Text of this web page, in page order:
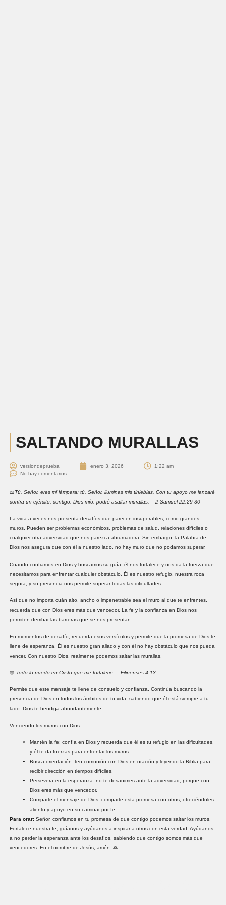
SALTANDO MURALLAS
versiondeprueba enero 3, 2026
1:22 am
No hay comentarios
📖Tú, Señor, eres mi lámpara; tú, Señor, iluminas mis tinieblas. Con tu apoyo me lanzaré
contra un ejército; contigo, Dios mío, podré asaltar murallas. – 2 Samuel 22:29-30
La vida a veces nos presenta desafíos que parecen insuperables, como grandes
muros. Pueden ser problemas económicos, problemas de salud, relaciones difíciles o
cualquier otra adversidad que nos parezca abrumadora. Sin embargo, la Palabra de
Dios nos asegura que con él a nuestro lado, no hay muro que no podamos superar.
Cuando confiamos en Dios y buscamos su guía, él nos fortalece y nos da la fuerza que
necesitamos para enfrentar cualquier obstáculo. Él es nuestro refugio, nuestra roca
segura, y su presencia nos permite superar todas las dificultades.
Así que no importa cuán alto, ancho o impenetrable sea el muro al que te enfrentes,
recuerda que con Dios eres más que vencedor. La fe y la confianza en Dios nos
permiten derribar las barreras que se nos presentan.
En momentos de desafío, recuerda esos versículos y permite que la promesa de Dios te
llene de esperanza. Él es nuestro gran aliado y con él no hay obstáculo que nos pueda
vencer. Con nuestro Dios, realmente podemos saltar las murallas.
📖 Todo lo puedo en Cristo que me fortalece. – Filipenses 4:13
Permite que este mensaje te llene de consuelo y confianza. Continúa buscando la
presencia de Dios en todos los ámbitos de tu vida, sabiendo que él está siempre a tu
lado. Dios te bendiga abundantemente.
Venciendo los muros con Dios
Mantén la fe: confía en Dios y recuerda que él es tu refugio en las dificultades,
y él te da fuerzas para enfrentar los muros.
Busca orientación: ten comunión con Dios en oración y leyendo la Biblia para
recibir dirección en tiempos difíciles.
Persevera en la esperanza: no te desanimes ante la adversidad, porque con
Dios eres más que vencedor.
Comparte el mensaje de Dios: comparte esta promesa con otros, ofreciéndoles
aliento y apoyo en su caminar por fe.
Para orar:Señor, confiamos en tu promesa de que contigo podemos saltar los muros.
Fortalece nuestra fe, guíanos y ayúdanos a inspirar a otros con esta verdad. Ayúdanos
a no perder la esperanza ante los desafíos, sabiendo que contigo somos más que
vencedores. En el nombre de Jesús, amén. 🙏